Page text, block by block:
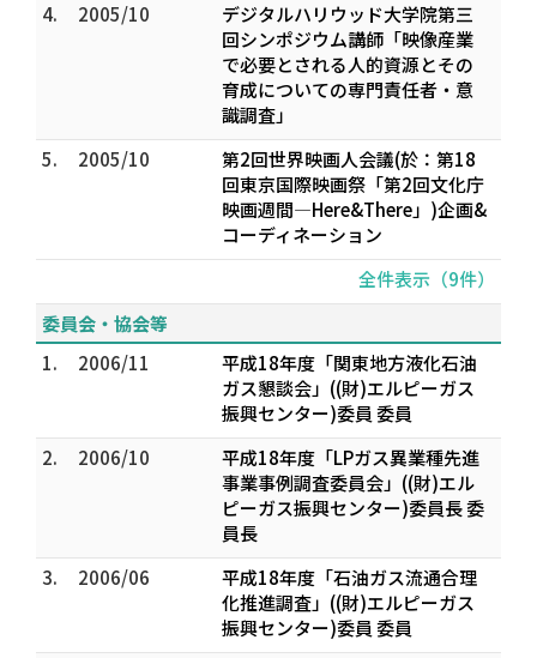
4.
2005/10
デジタルハリウッド大学院第三
回シンポジウム講師「映像産業
で必要とされる人的資源とその
育成についての専門責任者・意
識調査」
5.
2005/10
第2回世界映画人会議(於：第18
回東京国際映画祭「第2回文化庁
映画週間―Here&There」)企画&
コーディネーション
全件表示（9件）
委員会・協会等
1.
2006/11
平成18年度「関東地方液化石油
ガス懇談会」((財)エルピーガス
振興センター)委員 委員
2.
2006/10
平成18年度「LPガス異業種先進
事業事例調査委員会」((財)エル
ピーガス振興センター)委員長 委
員長
3.
2006/06
平成18年度「石油ガス流通合理
化推進調査」((財)エルピーガス
振興センター)委員 委員